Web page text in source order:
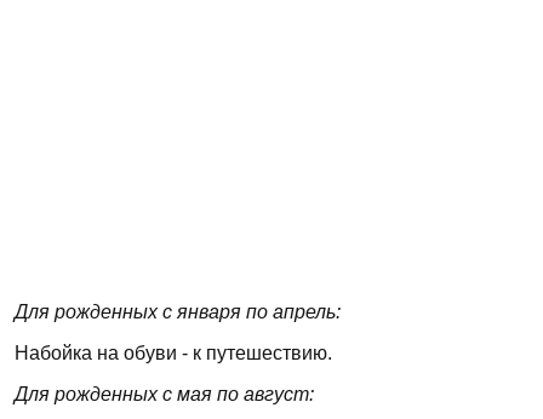
Для рожденных с января по апрель:
Набойка на обуви - к путешествию.
Для рожденных с мая по август: